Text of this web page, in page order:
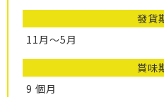
發貨
11月～5月
賞味
9 個月